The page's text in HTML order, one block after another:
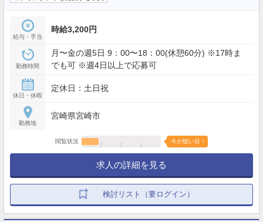
給与・手当
時給3,200円
勤務時間
月〜金の週5日 9：00〜18：00(休憩60分) ※17時ま
でも可 ※週4日以上で応募可
休日・休暇
定休日：土日祝
勤務地
宮崎県宮崎市
閲覧状況 今が狙い目！
求人の詳細を見る
検討リスト（要ログイン）